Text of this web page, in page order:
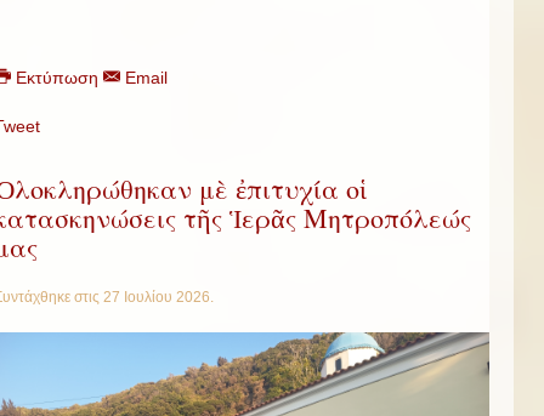
Εκτύπωση Email
μὲ ἐπιτυχία οἱ
τῆς Ἱερᾶς Μητροπόλεώς
στις 27 Ιουλίου 2026.